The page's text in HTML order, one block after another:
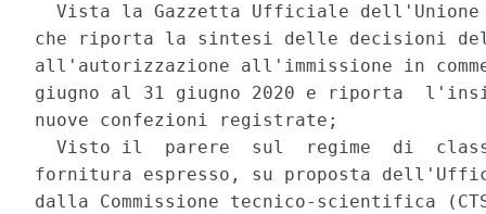
Vista la Gazzetta Ufficiale
che riporta la sintesi delle decisioni
all'autorizzazione all'immissione in
giugno al 31 giugno 2020 e riporta
nuove confezioni registrate;
Visto il  parere  sul  regime  di
fornitura espresso, su proposta
dalla Commissione tecnico-scientifica